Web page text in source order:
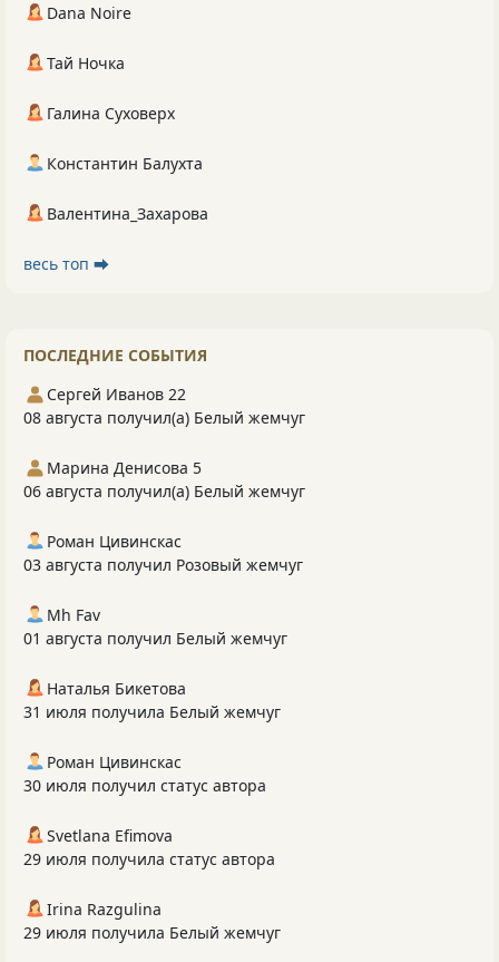
Dana Noire
Тай Ночка
Галина Суховерх
Константин Балухта
Валентина_Захарова
весь топ ⮕
ПОСЛЕДНИЕ СОБЫТИЯ
Сергей Иванов 22
08 августа получил(а) Белый жемчуг
Марина Денисова 5
06 августа получил(а) Белый жемчуг
Роман Цивинскас
03 августа получил Розовый жемчуг
Mh Fav
01 августа получил Белый жемчуг
Наталья Бикетова
31 июля получила Белый жемчуг
Роман Цивинскас
30 июля получил статус автора
Svetlana Efimova
29 июля получила статус автора
Irina Razgulina
29 июля получила Белый жемчуг